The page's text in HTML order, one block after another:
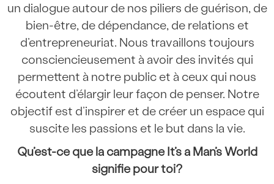
un dialogue autour de nos piliers de guérison, de
bien-être, de dépendance, de relations et
d’entrepreneuriat. Nous travaillons toujours
consciencieusement à avoir des invités qui
permettent à notre public et à ceux qui nous
écoutent d’élargir leur façon de penser. Notre
objectif est d’inspirer et de créer un espace qui
suscite les passions et le but dans la vie.
Qu’est-ce que la campagne It’s a Man’s World
signifie pour toi?